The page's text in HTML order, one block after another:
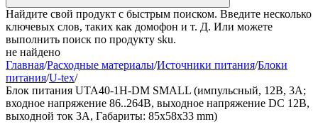
Найдите свой продукт с быстрым поиском. Введите несколько
ключевых слов, таких как домофон и т. Д. Или можете
выполнить поиск по продукту sku.
не найдено
Главная/Расходные материалы/Источники питания/Блоки
питания/U-tex/
Блок питания UTA40-1H-DM SMALL (импульсный, 12В, 3А;
входное напряжение 86..264В, выходное напряжение DC 12В,
выходной ток 3А, Габариты: 85x58x33 mm)